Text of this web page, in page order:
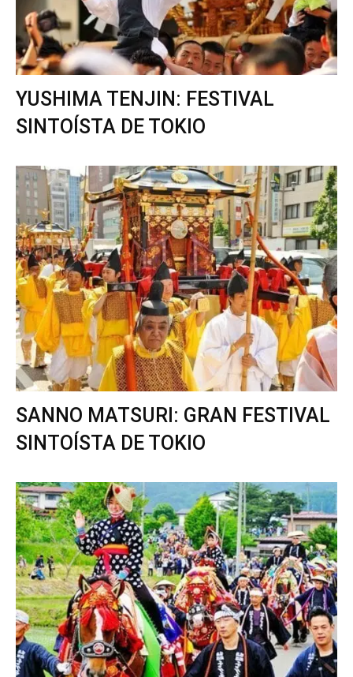
YUSHIMA TENJIN: FESTIVAL
SINTOÍSTA DE TOKIO
SANNO MATSURI: GRAN FESTIVAL
SINTOÍSTA DE TOKIO